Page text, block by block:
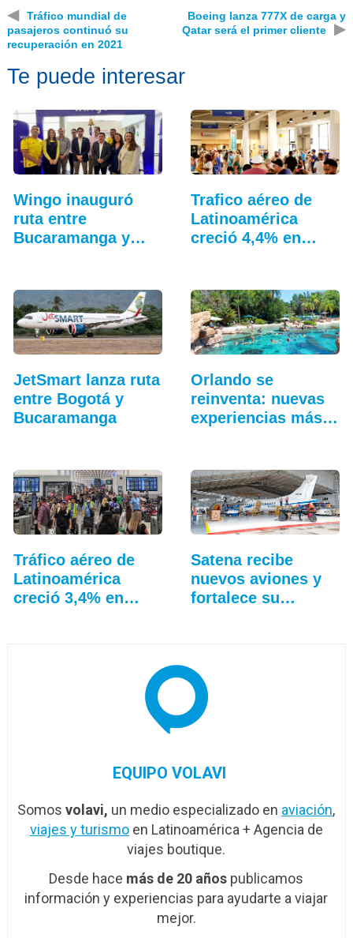
◀
Tráfico mundial de
pasajeros continuó su
recuperación en 2021
Boeing lanza 777X de carga y
Qatar será el primer cliente
▶
Te puede interesar
Wingo inauguró
ruta entre
Bucaramanga y
Trafico aéreo de
Latinoamérica
creció 4,4% en
JetSmart lanza ruta
entre Bogotá y
Bucaramanga
Orlando se
reinventa: nuevas
experiencias más
Tráfico aéreo de
Latinoamérica
creció 3,4% en
Satena recibe
nuevos aviones y
fortalece su
EQUIPO VOLAVI
Somosvolavi, un medio especializado en aviación,
viajes y turismoen Latinoamérica + Agencia de
viajes boutique.
Desde hace más de 20 años publicamos
información y experiencias para ayudarte a viajar
mejor.